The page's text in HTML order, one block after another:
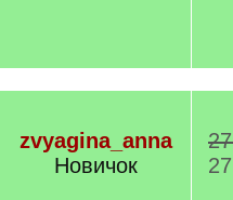
zvyagina_anna
Новичок